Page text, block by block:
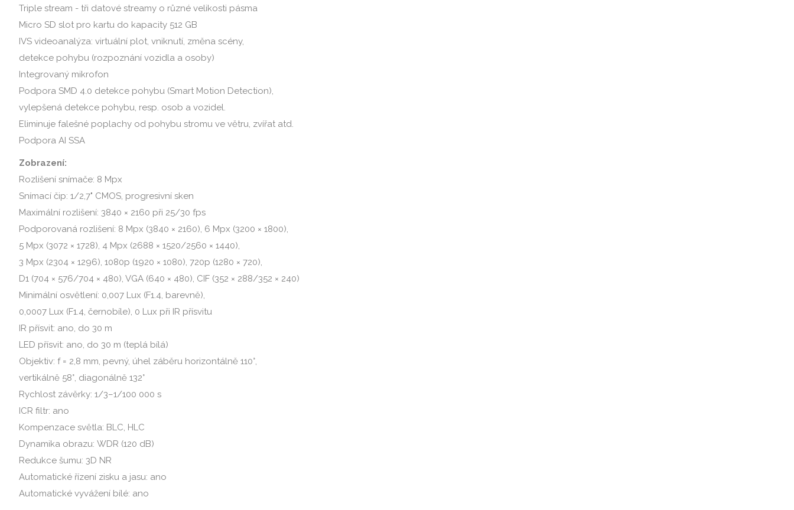
Triple stream - tři datové streamy o různé velikosti pásma
Micro SD slot pro kartu do kapacity 512 GB
IVS videoanalýza: virtuální plot, vniknutí, změna scény,
detekce pohybu (rozpoznání vozidla a osoby)
Integrovaný mikrofon
Podpora SMD 4.0 detekce pohybu (Smart Motion Detection),
vylepšená detekce pohybu, resp. osob a vozidel.
Eliminuje falešné poplachy od pohybu stromu ve větru, zvířat atd.
Podpora AI SSA
Zobrazení:
Rozlišení snímače: 8 Mpx
Snímací čip: 1/2,7" CMOS, progresivní sken
Maximální rozlišení: 3840 × 2160 při 25/30 fps
Podporovaná rozlišení: 8 Mpx (3840 × 2160), 6 Mpx (3200 × 1800),
5 Mpx (3072 × 1728), 4 Mpx (2688 × 1520/2560 × 1440),
3 Mpx (2304 × 1296), 1080p (1920 × 1080), 720p (1280 × 720),
D1 (704 × 576/704 × 480), VGA (640 × 480), CIF (352 × 288/352 × 240)
Minimální osvětlení: 0,007 Lux (F1.4, barevně),
0,0007 Lux (F1.4, černobíle), 0 Lux při IR přísvitu
IR přísvit: ano, do 30 m
LED přísvit: ano, do 30 m (teplá bílá)
Objektiv: f = 2,8 mm, pevný, úhel záběru horizontálně 110°,
vertikálně 58°, diagonálně 132°
Rychlost závěrky: 1/3–1/100 000 s
ICR filtr: ano
Kompenzace světla: BLC, HLC
Dynamika obrazu: WDR (120 dB)
Redukce šumu: 3D NR
Automatické řízení zisku a jasu: ano
Automatické vyvážení bílé: ano